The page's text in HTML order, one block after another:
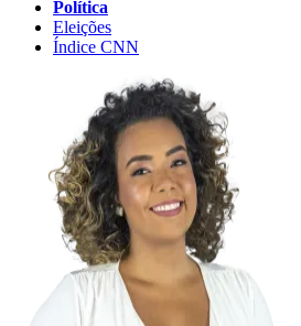
Política
Eleições
Índice CNN